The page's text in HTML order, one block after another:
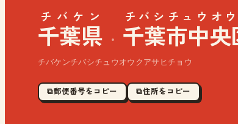
千葉県
チバケン
· 千葉市中央
チバシチュウオウ
チバケンチバシチュウオウクアサヒチョウ
⧉ 郵便番号をコピー ⧉ 住所をコピー